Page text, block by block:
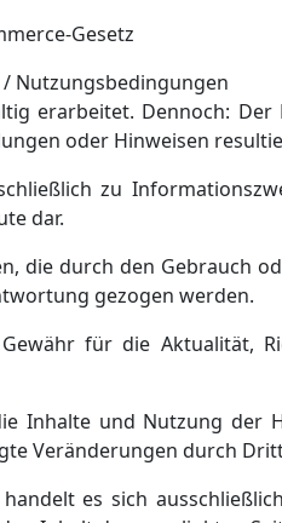
Gesetz
Nutzungsbedingungen
erarbeitet. Dennoch:
oder Hinweisen
zu
dar.
die durch den Gebrauch
gezogen werden.
für die Aktualität,
Inhalte und Nutzung der
Veränderungen durch
es sich